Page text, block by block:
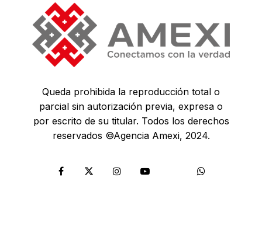
Queda prohibida la reproducción total o
parcial sin autorización previa, expresa o
por escrito de su titular. Todos los derechos
reservados ©Agencia Amexi, 2024.